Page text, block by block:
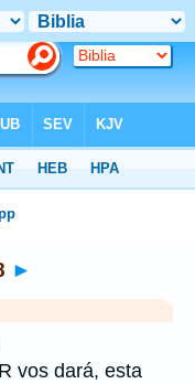
►
vos dará, esta